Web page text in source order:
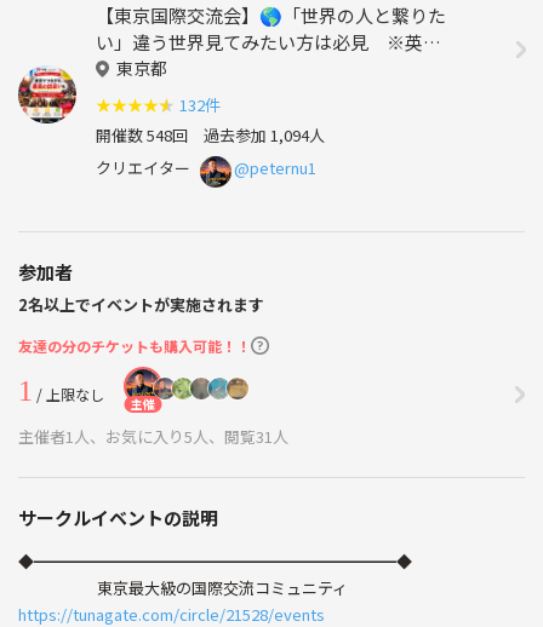
【東京国際交流会】🌎「世界の人と繋りた
い」違う世界見てみたい方は必見 ※英語
喋れなくてもご参加いただけます。
東京都
★★★★★ 132件
開催数 548回 過去参加 1,094人
クリエイター
@peternu1
参加者
2名以上でイベントが実施されます
友達の分のチケットも購入可能！！
1 / 上限なし 主催
主催者1人、お気に入り5人、閲覧31人
サークルイベントの説明
◆━━━━━━━━━━━━━━━━━━━━━━━◆
東京最大級の国際交流コミュニティ
https://tunagate.com/circle/21528/events